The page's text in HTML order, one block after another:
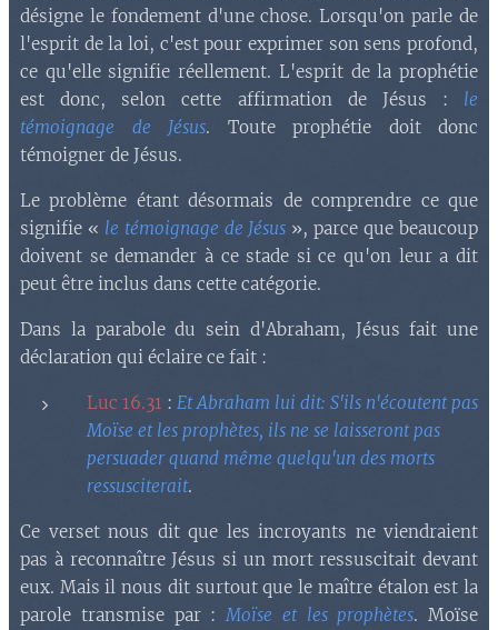
désigne le fondement d'une chose. Lorsqu'on parle de
l'esprit de la loi, c'est pour exprimer son sens profond,
ce qu'elle signifie réellement. L'esprit de la prophétie
est donc, selon cette affirmation de Jésus : le
témoignage de Jésus. Toute prophétie doit donc
témoigner de Jésus.
Le problème étant désormais de comprendre ce que
signifie « le témoignage de Jésus », parce que beaucoup
doivent se demander à ce stade si ce qu'on leur a dit
peut être inclus dans cette catégorie.
Dans la parabole du sein d'Abraham, Jésus fait une
déclaration qui éclaire ce fait :
Luc 16.31 : Et Abraham lui dit: S'ils n'écoutent pas
Moïse et les prophètes, ils ne se laisseront pas
persuader quand même quelqu'un des morts
ressusciterait.
Ce verset nous dit que les incroyants ne viendraient
pas à reconnaître Jésus si un mort ressuscitait devant
eux. Mais il nous dit surtout que le maître étalon est la
parole transmise par : Moïse et les prophètes. Moïse